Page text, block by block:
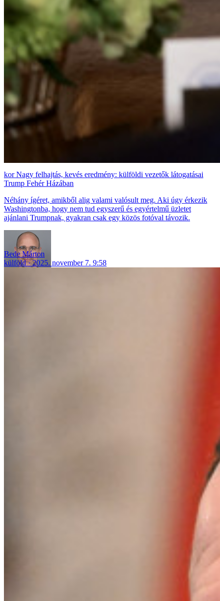
Nagy felhajtás, kevés eredmény: külföldi vezetők látogatásai
Trump Fehér Házában
Néhány ígéret, amikből alig valami valósult meg. Aki úgy érkezik
Washingtonba, hogy nem tud egyszerű és egyértelmű üzletet
ajánlani Trumpnak, gyakran csak egy közös fotóval távozik.
Bede Márton
külföld
2025. november 7. 9:58